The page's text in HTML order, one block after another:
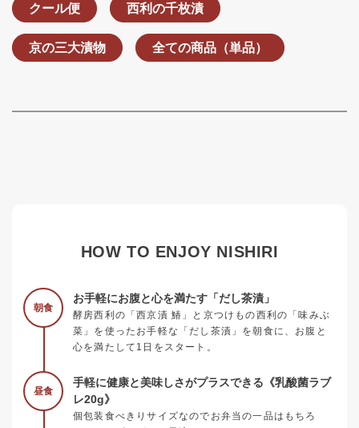
クール便 西利の千枚漬
京の三大漬物 全ての商品（単品）
HOW TO ENJOY NISHIRI
朝食
お手軽にお腹と心を満たす「だし茶漬」
酵房西利の「西京漬 鰆」と京つけもの西利の「味みぶ
菜」を使ったお手軽な「だし茶漬」を朝食に、お腹と
心を満たして1日をスタート。
昼食
手軽に健康と美味しさがプラスできる《乳酸菌ラブ
レ20g》
個包装食べきりサイズなのでお弁当の一品はもちろ